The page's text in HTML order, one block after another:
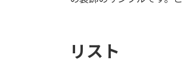
リスト